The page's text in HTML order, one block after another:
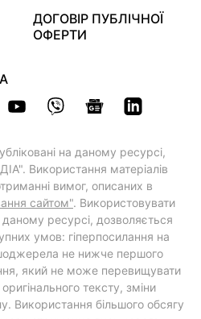
ДОГОВІР ПУБЛІЧНОЇ
ОФЕРТИ
на даному ресурсі,
Використання матеріалів
вимог, описаних в
сайтом". Використовувати
ресурсі, дозволяється
умов: гіперпосилання на
не нижче першого
який не може перевищувати
тексту, зміни
Використання більшого обсягу